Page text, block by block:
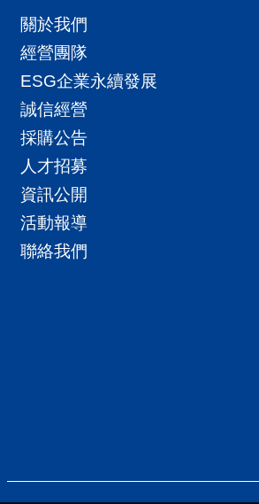
關於我們
經營團隊
ESG企業永續發展
誠信經營
採購公告
人才招募
資訊公開
活動報導
聯絡我們